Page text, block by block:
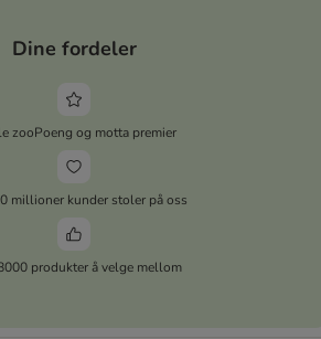
Dine fordeler
zooPoeng og motta premier
millioner kunder stoler på oss
produkter å velge mellom